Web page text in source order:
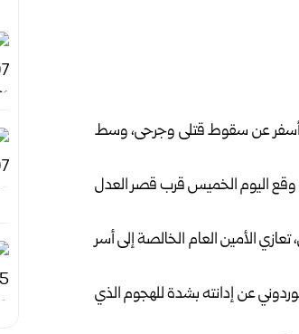
أسفر عن سقوط قتلى وجرحى، وسط
وقع اليوم الخميس قرب قصر العدل
الأمين العام الخالصة إلى أسر
عن إدانته بشدة للهجوم الذي